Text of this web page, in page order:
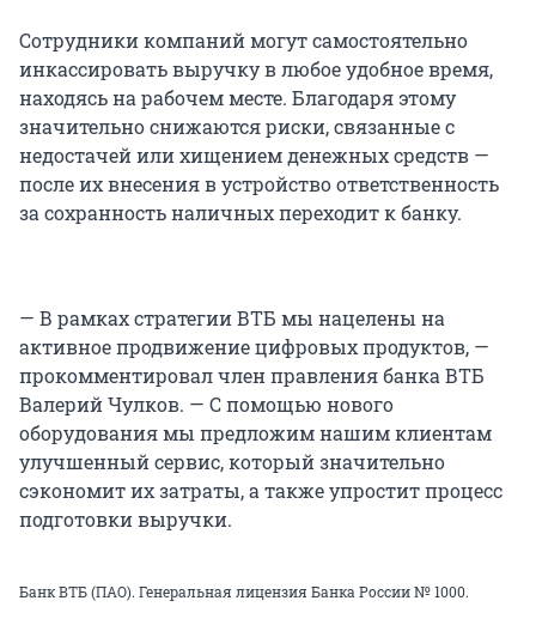
Сотрудники компаний могут самостоятельно
инкассировать выручку в любое удобное время,
находясь на рабочем месте. Благодаря этому
значительно снижаются риски, связанные с
недостачей или хищением денежных средств —
после их внесения в устройство ответственность
за сохранность наличных переходит к банку.
— В рамках стратегии ВТБ мы нацелены на
активное продвижение цифровых продуктов, —
прокомментировал член правления банка ВТБ
Валерий Чулков. — С помощью нового
оборудования мы предложим нашим клиентам
улучшенный сервис, который значительно
сэкономит их затраты, а также упростит процесс
подготовки выручки.
Банк ВТБ (ПАО). Генеральная лицензия Банка России № 1000.